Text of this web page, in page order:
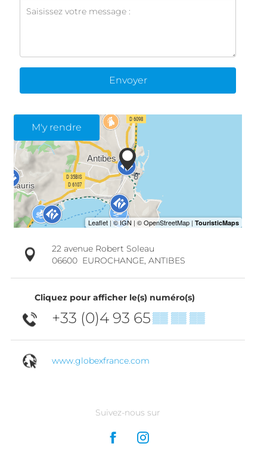
Envoyer
M'y rendre
22 avenue Robert Soleau
06600 EUROCHANGE, ANTIBES
Cliquez pour afficher le(s) numéro(s)
+33 (0)4 93 65▒▒ ▒▒ ▒▒
www.globexfrance.com
Suivez-nous sur